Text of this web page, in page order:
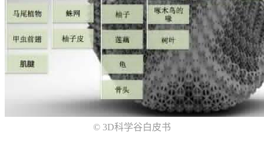
© 3D科学谷白皮书